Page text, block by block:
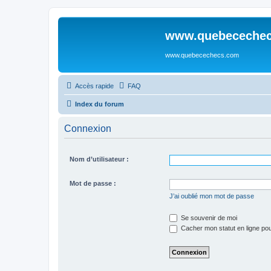
www.quebecechecs.com
Accès rapide FAQ
Index du forum
Connexion
Nom d’utilisateur :
Mot de passe :
J’ai oublié mon mot de passe
Se souvenir de moi
Cacher mon statut en ligne